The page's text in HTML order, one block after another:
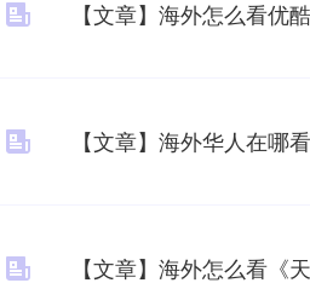
【文章】海外怎么看优
【文章】海外华人在哪
【文章】海外怎么看《